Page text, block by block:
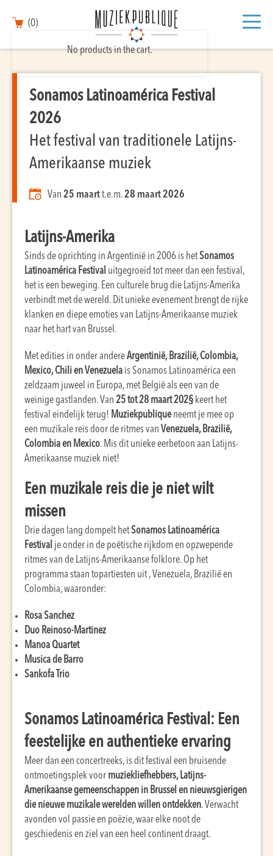
(0)
No products in the cart.
Sonamos Latinoamérica Festival
2026
Het festival van traditionele Latijns-
Amerikaanse muziek
Van 25 maartt.e.m.28 maart 2026
Latijns-Amerika
Sinds de oprichting in Argentinië in 2006 is hetSonamos
Latinoamérica Festival uitgegroeid tot meer dan een festival,
het is een beweging. Een culturele brug die Latijns-Amerika
verbindt met de wereld. Dit unieke evenement brengt de rijke
klanken en diepe emoties van Latijns-Amerikaanse muziek
naar het hart van Brussel.
Met edities in onder andereArgentinië, Brazilië, Colombia,
Mexico, Chili en Venezuela is Sonamos Latinoamérica een
zeldzaam juweel in Europa, met België als een van de
weinige gastlanden. Van 25 tot 28 maart 202§ keert het
festival eindelijk terug! Muziekpubliqueneemt je mee op
een muzikale reis door de ritmes van Venezuela, Brazilië,
Colombia en Mexico. Mis dit unieke eerbetoon aan Latijns-
Amerikaanse muziek niet!
Een muzikale reis die je niet wilt
missen
Drie dagen lang dompelt hetSonamos Latinoamérica
Festival je onder in de poëtische rijkdom en opzwepende
ritmes van de Latijns-Amerikaanse folklore. Op het
programma staan topartiesten uit , Venezuela, Brazilië en
Colombia, waaronder:
Rosa Sanchez
Duo Reinoso-Martinez
Manoa Quartet
Musica de Barro
Sankofa Trio
Sonamos Latinoamérica Festival: Een
feestelijke en authentieke ervaring
Meer dan een concertreeks, is dit festival een bruisende
ontmoetingsplek voor muziekliefhebbers, Latijns-
Amerikaanse gemeenschappen in Brussel en nieuwsgierigen
die nieuwe muzikale werelden willen ontdekken. Verwacht
avonden vol passie en poëzie, waar elke noot de
geschiedenis en ziel van een heel continent draagt.